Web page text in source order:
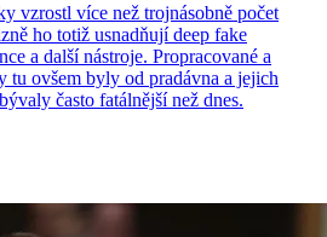
vzrostl více než trojnásobně počet
ho totiž usnadňují deep fake
a další nástroje. Propracované a
tu ovšem byly od pradávna a jejich
často fatálnější než dnes.